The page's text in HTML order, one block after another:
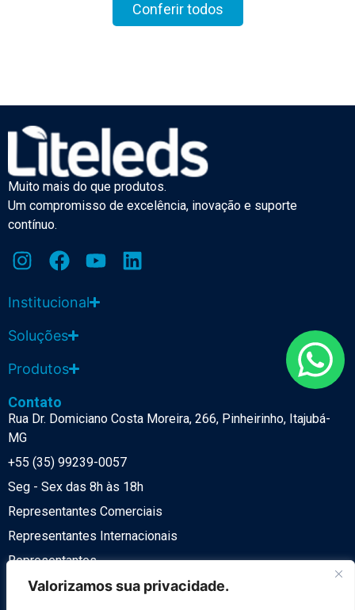
Valorizamos sua privacidade.
Conferir todos
Muito mais do que produtos.
Um compromisso de excelência, inovação e suporte
contínuo.
Institucional
Soluções
Produtos
Contato
Rua Dr. Domiciano Costa Moreira, 266, Pinheirinho, Itajubá-
MG
+55 (35) 99239-0057
Seg - Sex das 8h às 18h
Representantes Comerciais
Representantes Internacionais
Representantes
Política de Privacidade